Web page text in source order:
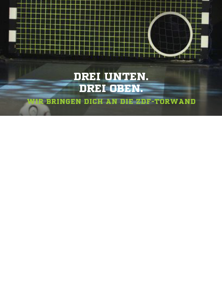
DREI UNTEN.
DREI OBEN.
WIR BRINGEN DICH AN DIE ZDF-TORWAND